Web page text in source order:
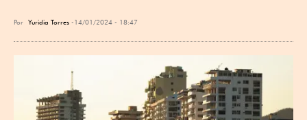
Por Yuridia Torres 14/01/2024 - 18:47